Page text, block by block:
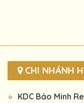
CHI NHÁNH
KDC Bảo Minh